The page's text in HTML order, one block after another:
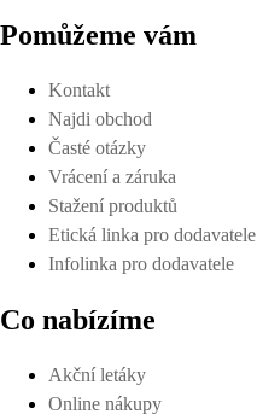
Pomůžeme vám
Kontakt
Najdi obchod
Časté otázky
Vrácení a záruka
Stažení produktů
Etická linka pro dodavatele
Infolinka pro dodavatele
Co nabízíme
Akční letáky
Online nákupy